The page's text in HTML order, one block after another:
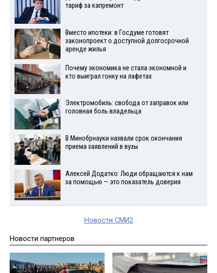
тариф за капремонт
Вместо ипотеки: в Госдуме готовят
законопроект о доступной долгосрочной
аренде жилья
Почему экономика не стала экономной и
кто выиграл гонку на лафетах
Электромобиль: свобода от заправок или
головная боль владельца
В Минобрнауки назвали срок окончания
приема заявлений в вузы
Алексей Додатко: Люди обращаются к нам
за помощью — это показатель доверия
Новости СМИ2
Новости партнеров